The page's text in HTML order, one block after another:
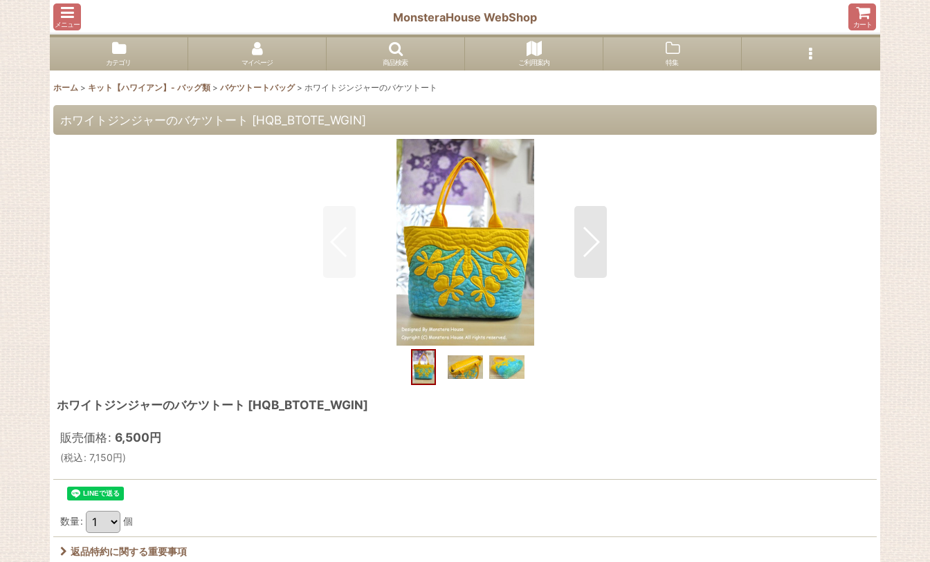
メニュー
MonsteraHouse WebShop
カート
カテゴリ マイページ 商品検索 ご利用案内 特集
ホーム > キット【ハワイアン】- バッグ類 > バケツトートバッグ > ホワイトジンジャーのバケツトート
ホワイトジンジャーのバケツトート [HQB_BTOTE_WGIN]
ホワイトジンジャーのバケツトート [HQB_BTOTE_WGIN]
販売価格: 6,500円
(税込: 7,150円)
数量: 個
返品特約に関する重要事項